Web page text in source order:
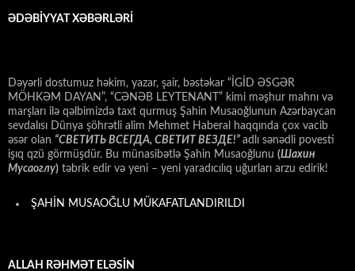
ƏDƏBİYYAT XƏBƏRLƏRİ
Dəyərli dostumuz həkim, yazar, şair, bəstəkar “İGİD ƏSGƏR
MÖHKƏM DAYAN”, “CƏNƏB LEYTENANT” kimi məşhur mahnı və
marşları ilə qəlbimizdə taxt qurmuş Şahin Musaoğlunun Azərbaycan
sevdalısı Dünya şöhrətli alim Mehmet Haberal haqqında çox vacib
əsər olan “СВЕТИТЬ ВСЕГДА, СВЕТИТ ВЕЗДЕ!” adlı sənədli povesti
işıq qzü görmüşdür. Bu münasibətlə Şahin Musaoğlunu (Шахин
Мусаоглу) təbrik edir və yeni – yeni yaradıcılıq uğurları arzu edirik!
ŞAHİN MUSAOĞLU MÜKAFATLANDIRILDI
ALLAH RƏHMƏT ELƏSİN